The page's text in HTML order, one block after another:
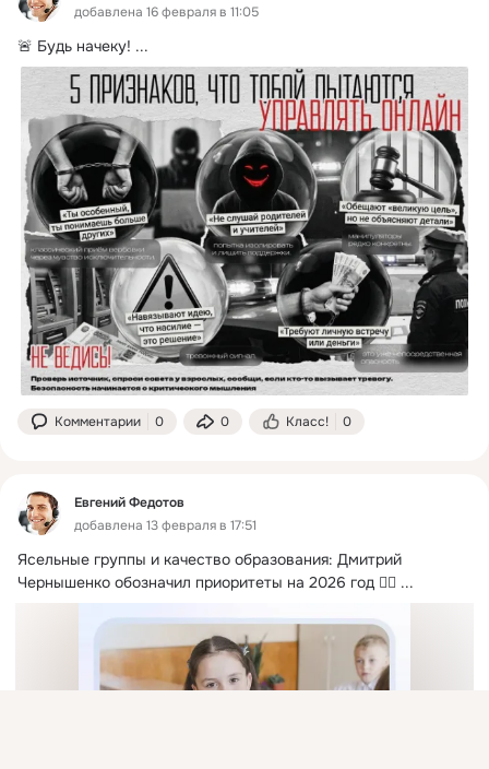
добавлена 16 февраля в 11:05
🚨 Будь начеку! ...
Комментарии 0 0 Класс! 0
Евгений Федотов
добавлена 13 февраля в 17:51
Ясельные группы и качество образования: Дмитрий
Чернышенко обозначил приоритеты на 2026 год 👍🏻 ...